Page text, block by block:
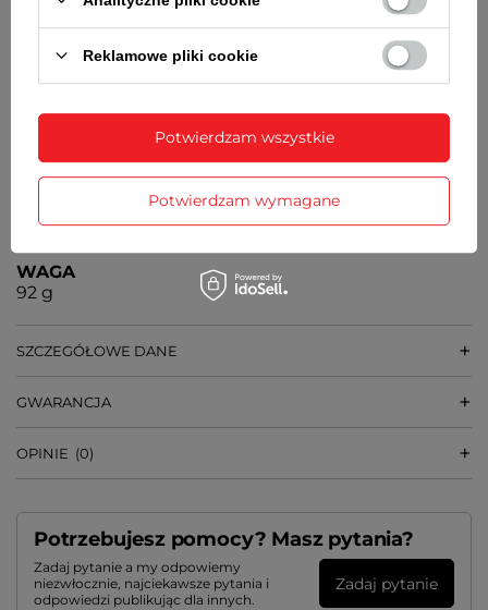
MYIOTA
41 mm
12 mm
ŚREDNICA SZKIEŁKA
32 mm
WAGA
92 g
SZCZEGÓŁOWE DANE
GWARANCJA
OPINIE (0)
Potrzebujesz pomocy? Masz pytania?
Zadaj pytanie a my odpowiemy
niezwłocznie, najciekawsze pytania i
odpowiedzi publikując dla innych.
Zadaj pytanie
Reklamowe pliki cookie
Potwierdzam wymagane
Potwierdzam wszystkie